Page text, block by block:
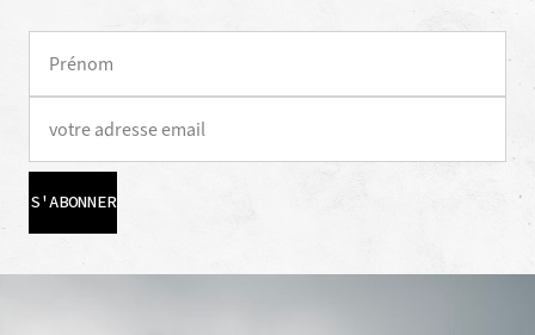
S'ABONNER